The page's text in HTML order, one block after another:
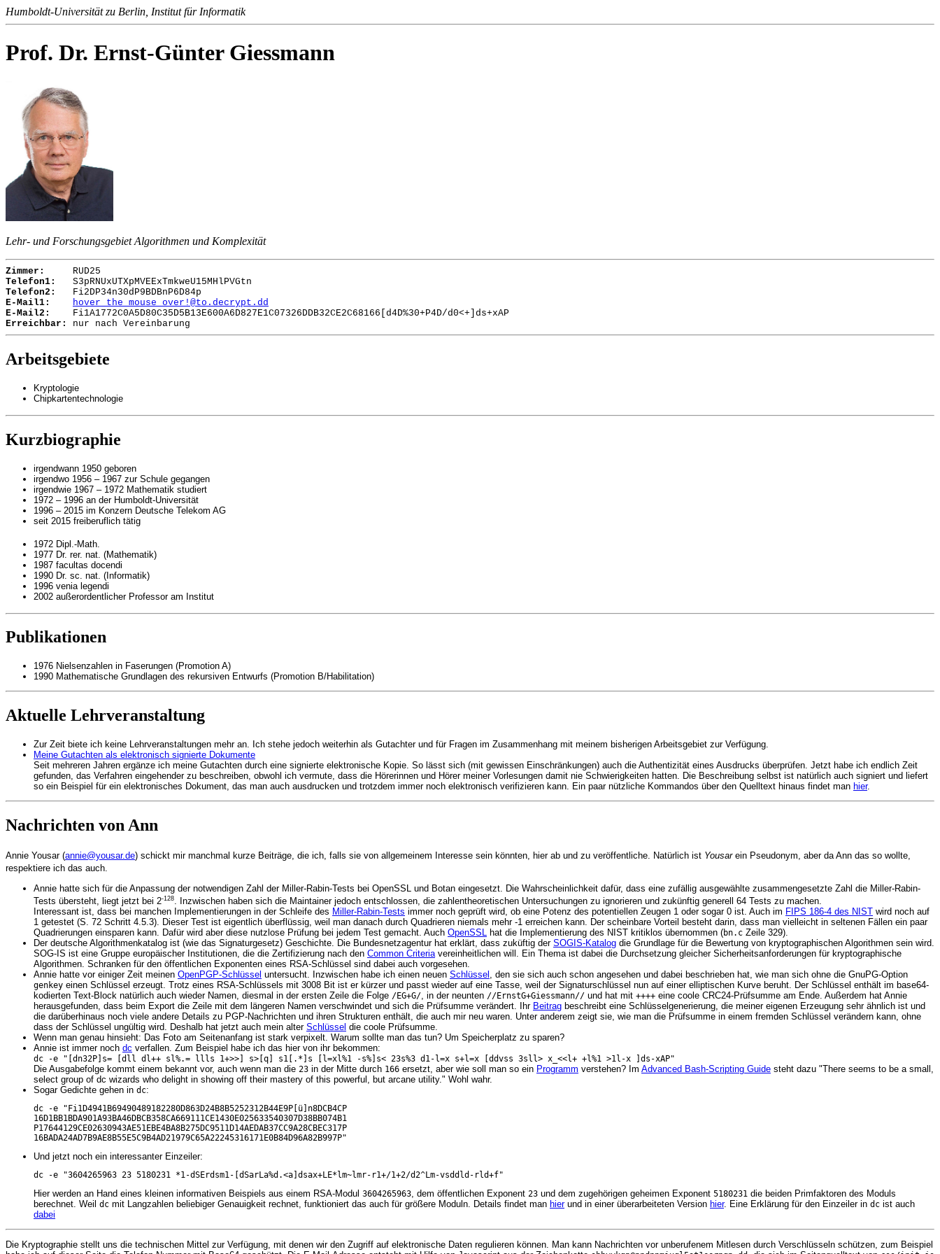
Humboldt-Universität zu Berlin, Institut für Informatik
Prof. Dr. Ernst-Günter Giessmann
Lehr- und Forschungsgebiet Algorithmen und Komplexität
Zimmer:
RUD25
Telefon1:
S3pRNUxUTXpMVEExTmkweU15MHlPVGtn
Telefon2:
Fi2DP34n30dP9BDBnP6D84p
E-Mail1:
hover_the_mouse_over!@to.decrypt.dd
E-Mail2:
Fi1A1772C0A5D80C35D5B13E600A6D827E1C07326DDB32CE2C68166[d4D%30+P4D/d0<+]ds+xAP
Erreichbar: nur nach Vereinbarung
Arbeitsgebiete
Kryptologie
Chipkartentechnologie
Kurzbiographie
irgendwann 1950 geboren
irgendwo 1956 – 1967 zur Schule gegangen
irgendwie 1967 – 1972 Mathematik studiert
1972 – 1996 an der Humboldt-Universität
1996 – 2015 im Konzern Deutsche Telekom AG
seit 2015 freiberuflich tätig
1972 Dipl.-Math.
1977 Dr. rer. nat. (Mathematik)
1987 facultas docendi
1990 Dr. sc. nat. (Informatik)
1996 venia legendi
2002 außerordentlicher Professor am Institut
Publikationen
1976 Nielsenzahlen in Faserungen (Promotion A)
1990 Mathematische Grundlagen des rekursiven Entwurfs (Promotion B/Habilitation)
Aktuelle Lehrveranstaltung
Zur Zeit biete ich keine Lehrveranstaltungen mehr an. Ich stehe jedoch weiterhin als Gutachter und für Fragen im Zusammenhang mit meinem bisherigen Arbeitsgebiet zur Verfügung.
Meine Gutachten als elektronisch signierte Dokumente
Seit mehreren Jahren ergänze ich meine Gutachten durch eine signierte elektronische Kopie. So lässt sich (mit gewissen Einschränkungen) auch die Authentizität eines Ausdrucks überprüfen. Jetzt habe ich endlich Zeit
gefunden, das Verfahren eingehender zu beschreiben, obwohl ich vermute, dass die Hörerinnen und Hörer meiner Vorlesungen damit nie Schwierigkeiten hatten. Die Beschreibung selbst ist natürlich auch signiert und liefert
so ein Beispiel für ein elektronisches Dokument, das man auch ausdrucken und trotzdem immer noch elektronisch verifizieren kann. Ein paar nützliche Kommandos über den Quelltext hinaus findet man hier.
Nachrichten von Ann
Annie Yousar (annie@yousar.de) schickt mir manchmal kurze Beiträge, die ich, falls sie von allgemeinem Interesse sein könnten, hier ab und zu veröffentliche. Natürlich ist Yousarein Pseudonym, aber da Ann das so wollte,
respektiere ich das auch.
Annie hatte sich für die Anpassung der notwendigen Zahl der Miller-Rabin-Tests bei OpenSSL und Botan eingesetzt. Die Wahrscheinlichkeit dafür, dass eine zufällig ausgewählte zusammengesetzte Zahl die Miller-Rabin-
Tests übersteht, liegt jetzt bei 2-128. Inzwischen haben sich die Maintainer jedoch entschlossen, die zahlentheoretischen Untersuchungen zu ignorieren und zukünftig generell 64 Tests zu machen.
Interessant ist, dass bei manchen Implementierungen in der Schleife des Miller-Rabin-Tests immer noch geprüft wird, ob eine Potenz des potentiellen Zeugen 1 oder sogar 0 ist. Auch im FIPS 186-4 des NIST wird noch auf
1 getestet (S. 72 Schritt 4.5.3). Dieser Test ist eigentlich überflüssig, weil man danach durch Quadrieren niemals mehr -1 erreichen kann. Der scheinbare Vorteil besteht darin, dass man vielleicht in seltenen Fällen ein paar
Quadrierungen einsparen kann. Dafür wird aber diese nutzlose Prüfung bei jedem Test gemacht. Auch OpenSSL hat die Implementierung des NIST kritiklos übernommen (bn.c Zeile 329).
Der deutsche Algorithmenkatalog ist (wie das Signaturgesetz) Geschichte. Die Bundesnetzagentur hat erklärt, dass zuküftig der SOGIS-Katalog die Grundlage für die Bewertung von kryptographischen Algorithmen sein wird.
SOG-IS ist eine Gruppe europäischer Institutionen, die die Zertifizierung nach den Common Criteriavereinheitlichen will. Ein Thema ist dabei die Durchsetzung gleicher Sicherheitsanforderungen für kryptographische
Algorithmen. Schranken für den öffentlichen Exponenten eines RSA-Schlüssel sind dabei auch vorgesehen.
Annie hatte vor einiger Zeit meinen OpenPGP-Schlüssel untersucht. Inzwischen habe ich einen neuen Schlüssel , den sie sich auch schon angesehen und dabei beschrieben hat, wie man sich ohne die GnuPG-Option
genkey einen Schlüssel erzeugt. Trotz eines RSA-Schlüssels mit 3008 Bit ist er kürzer und passt wieder auf eine Tasse, weil der Signaturschlüssel nun auf einer elliptischen Kurve beruht. Der Schlüssel enthält im base64-
kodierten Text-Block natürlich auch wieder Namen, diesmal in der ersten Zeile die Folge /EG+G/, in der neunten //ErnstG+Giessmann// und hat mit ++++ eine coole CRC24-Prüfsumme am Ende. Außerdem hat Annie
herausgefunden, dass beim Export die Zeile mit dem längeren Namen verschwindet und sich die Prüfsumme verändert. Ihr Beitrag beschreibt eine Schlüsselgenerierung, die meiner eigenen Erzeugung sehr ähnlich ist und
die darüberhinaus noch viele andere Details zu PGP-Nachrichten und ihren Strukturen enthält, die auch mir neu waren. Unter anderem zeigt sie, wie man die Prüfsumme in einem fremden Schlüssel verändern kann, ohne
dass der Schlüssel ungültig wird. Deshalb hat jetzt auch mein alter Schlüssel die coole Prüfsumme.
Wenn man genau hinsieht: Das Foto am Seitenanfang ist stark verpixelt. Warum sollte man das tun? Um Speicherplatz zu sparen?
Annie ist immer noch dc verfallen. Zum Beispiel habe ich das hier von ihr bekommen:
dc -e "[dn32P]s= [dll dl++ sl%.= llls 1+>>] s>[q] s1[.*]s [l=xl%1 -s%]s< 23s%3 d1-l=x s+l=x [ddvss 3sll> x_<<l+ +l%1 >1l-x ]ds-xAP"
Die Ausgabefolge kommt einem bekannt vor, auch wenn man die 23 in der Mitte durch 166 ersetzt, aber wie soll man so ein Programm verstehen? Im Advanced Bash-Scripting Guide steht dazu "There seems to be a small,
select group of dc wizards who delight in showing off their mastery of this powerful, but arcane utility." Wohl wahr.
Sogar Gedichte gehen in dc:
dc -e "Fi1D4941B69490489182280D863D24B8B5252312B44E9P[ü]n8DCB4CP
16D1BB1BDA901A93BA46DBCB358CA669111CE1430E025633540307D38BB074B1
P17644129CE02630943AE51EBE4BA8B275DC9511D14AEDAB37CC9A28CBEC317P
16BADA24AD7B9AE8B55E5C9B4AD21979C65A22245316171E0B84D96A82B997P"
Und jetzt noch ein interessanter Einzeiler:
Hier werden an Hand eines kleinen informativen Beispiels aus einem RSA-Modul 3604265963, dem öffentlichen Exponent 23 und dem zugehörigen geheimen Exponent 5180231 die beiden Primfaktoren des Moduls
berechnet. Weil dc mit Langzahlen beliebiger Genauigkeit rechnet, funktioniert das auch für größere Moduln. Details findet man hierund in einer überarbeiteten Version hier. Eine Erklärung für den Einzeiler in dc ist auch
dabei
Die Kryptographie stellt uns die technischen Mittel zur Verfügung, mit denen wir den Zugriff auf elektronische Daten regulieren können. Man kann Nachrichten vor unberufenem Mitlesen durch Verschlüsseln schützen, zum Beispiel